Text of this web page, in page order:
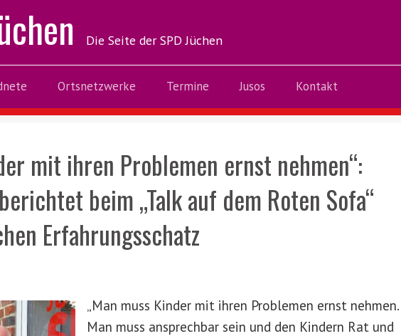
Die Seite der SPD Jüchen
Ortsnetzwerke Termine Jusos Kontakt
mit ihren Problemen ernst nehmen“:
beim „Talk auf dem Roten Sofa“
Erfahrungsschatz
„Man muss Kinder mit ihren Problemen ernst nehmen.
Man muss ansprechbar sein und den Kindern Rat und